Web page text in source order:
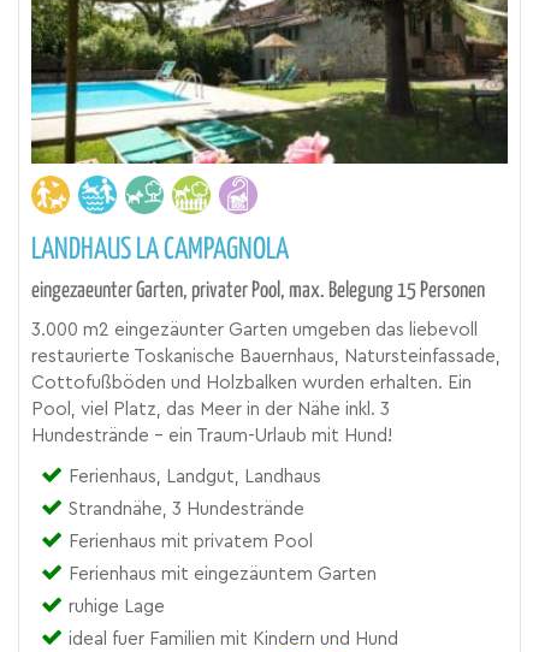
LANDHAUS LA CAMPAGNOLA
eingezaeunter Garten, privater Pool, max. Belegung 15 Personen
3.000 m2 eingezäunter Garten umgeben das liebevoll
restaurierte Toskanische Bauernhaus, Natursteinfassade,
Cottofußböden und Holzbalken wurden erhalten. Ein
Pool, viel Platz, das Meer in der Nähe inkl. 3
Hundestrände - ein Traum-Urlaub mit Hund!
Ferienhaus, Landgut, Landhaus
Strandnähe, 3 Hundestrände
Ferienhaus mit privatem Pool
Ferienhaus mit eingezäuntem Garten
ruhige Lage
ideal fuer Familien mit Kindern und Hund